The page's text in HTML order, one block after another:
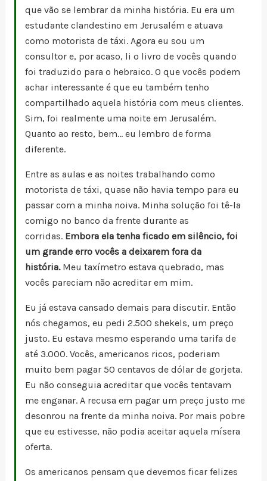
que vão se lembrar da minha história. Eu era um
estudante clandestino em Jerusalém e atuava
como motorista de táxi. Agora eu sou um
consultor e, por acaso, li o livro de vocês quando
foi traduzido para o hebraico. O que vocês podem
achar interessante é que eu também tenho
compartilhado aquela história com meus clientes.
Sim, foi realmente uma noite em Jerusalém.
Quanto ao resto, bem… eu lembro de forma
diferente.
Entre as aulas e as noites trabalhando como
motorista de táxi, quase não havia tempo para eu
passar com a minha noiva. Minha solução foi tê-la
comigo no banco da frente durante as
corridas. Embora ela tenha ficado em silêncio, foi
um grande erro vocês a deixarem fora da
história.Meu taxímetro estava quebrado, mas
vocês pareciam não acreditar em mim.
Eu já estava cansado demais para discutir. Então
nós chegamos, eu pedi 2.500 shekels, um preço
justo. Eu estava mesmo esperando uma tarifa de
até 3.000. Vocês, americanos ricos, poderiam
muito bem pagar 50 centavos de dólar de gorjeta.
Eu não conseguia acreditar que vocês tentavam
me enganar. A recusa em pagar um preço justo me
desonrou na frente da minha noiva. Por mais pobre
que eu estivesse, não podia aceitar aquela mísera
oferta.
Os americanos pensam que devemos ficar felizes